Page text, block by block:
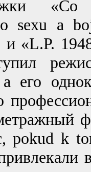
«Co
sexu a
«L.P.
его
pokud k